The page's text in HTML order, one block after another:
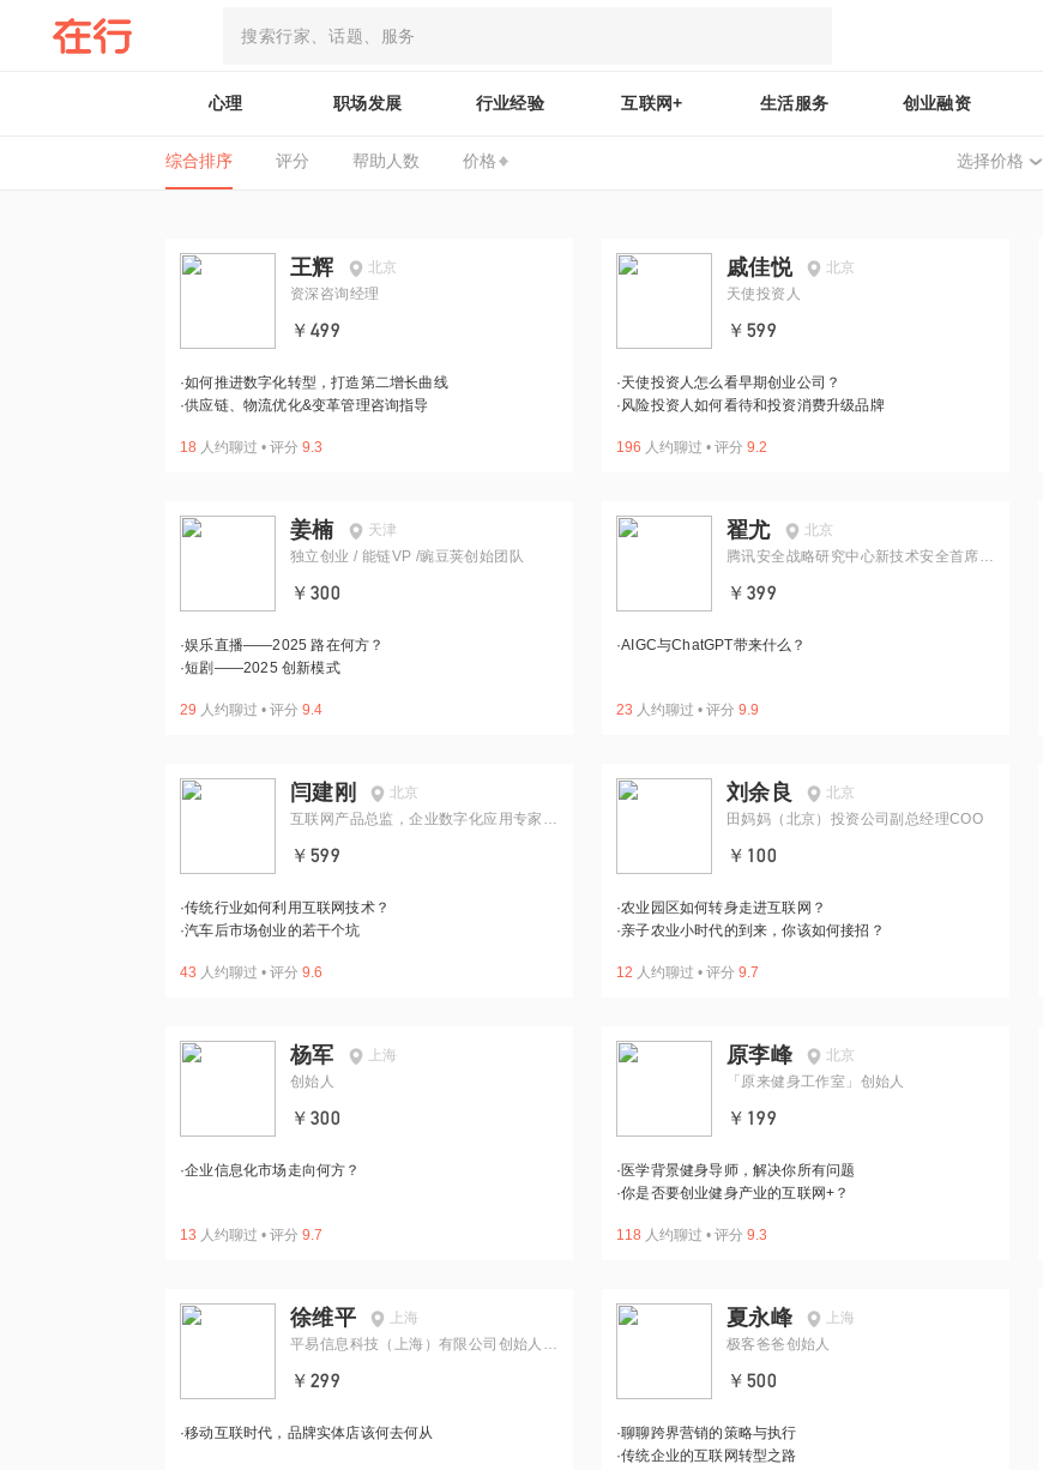
心理 职场发展 行业经验 互联网+ 生活服务 创业融资
综合排序 评分 帮助人数 价格 选择价格
王辉
北京
资深咨询经理
￥499
·如何推进数字化转型，打造第二增长曲线
·供应链、物流优化&变革管理咨询指导
18 人约聊过 • 评分 9.3
戚佳悦
北京
天使投资人
￥599
·天使投资人怎么看早期创业公司？
·风险投资人如何看待和投资消费升级品牌
196 人约聊过 • 评分 9.2
姜楠
天津
独立创业 / 能链VP /豌豆荚创始团队
￥300
·娱乐直播——2025 路在何方？
·短剧——2025 创新模式
29 人约聊过 • 评分 9.4
翟尤
北京
腾讯安全战略研究中心新技术安全首席研
￥399
·AIGC与ChatGPT带来什么？
23 人约聊过 • 评分 9.9
闫建刚
北京
互联网产品总监，企业数字化应用专家，
￥599
·传统行业如何利用互联网技术？
·汽车后市场创业的若干个坑
43 人约聊过 • 评分 9.6
刘余良
北京
田妈妈（北京）投资公司副总经理COO
￥100
·农业园区如何转身走进互联网？
·亲子农业小时代的到来，你该如何接招？
12 人约聊过 • 评分 9.7
杨军
上海
创始人
￥300
·企业信息化市场走向何方？
13 人约聊过 • 评分 9.7
原李峰
北京
「原来健身工作室」创始人
￥199
· 医学背景健身导师，解决你所有问题
·你是否要创业健身产业的互联网+？
118 人约聊过 • 评分 9.3
徐维平
上海
平易信息科技（上海）有限公司创始人&
￥299
·移动互联时代，品牌实体店该何去何从
夏永峰
上海
极客爸爸创始人
￥500
·聊聊跨界营销的策略与执行
·传统企业的互联网转型之路